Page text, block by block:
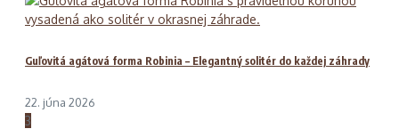
Guľovitá agátová forma Robinia – Elegantný solitér do každej záhrady
22. júna 2026
3